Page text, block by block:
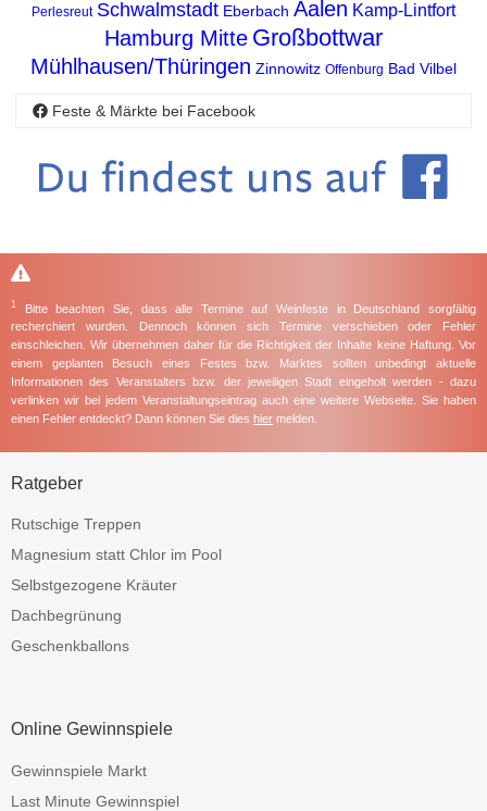
Perlesreut Schwalmstadt Eberbach Aalen Kamp-Lintfort
Hamburg Mitte Großbottwar
Mühlhausen/Thüringen Zinnowitz Offenburg Bad Vilbel
Feste & Märkte bei Facebook
1
Bitte beachten Sie, dass alle Termine auf Weinfeste in Deutschland sorgfältig
recherchiert wurden. Dennoch können sich Termine verschieben oder Fehler
einschleichen. Wir übernehmen daher für die Richtigkeit der Inhalte keine Haftung. Vor
einem geplanten Besuch eines Festes bzw. Marktes sollten unbedingt aktuelle
Informationen des Veranstalters bzw. der jeweiligen Stadt eingeholt werden - dazu
verlinken wir bei jedem Veranstaltungseintrag auch eine weitere Webseite. Sie haben
einen Fehler entdeckt? Dann können Sie dies hier melden.
Ratgeber
Rutschige Treppen
Magnesium statt Chlor im Pool
Selbstgezogene Kräuter
Dachbegrünung
Geschenkballons
Online Gewinnspiele
Gewinnspiele Markt
Last Minute Gewinnspiel